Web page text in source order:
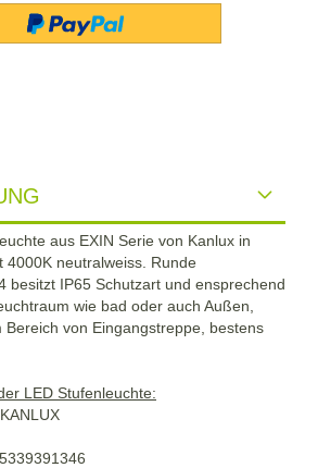
aus EXIN Serie von Kanlux in
4000K neutralweiss. Runde
besitzt IP65 Schutzart und ensprechend
wie bad oder auch Außen,
Bereich von Eingangstreppe, bestens
LED Stufenleuchte: